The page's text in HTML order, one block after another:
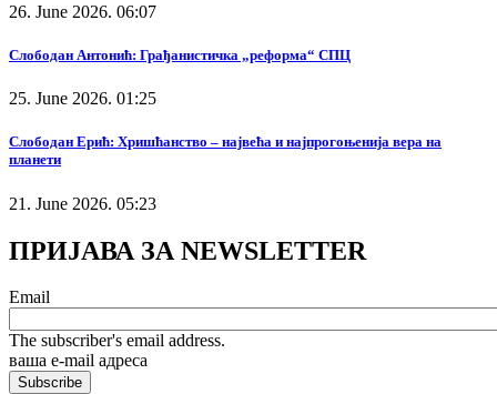
26. June 2026. 06:07
Слободан Антонић: Грађанистичка „реформа“ СПЦ
25. June 2026. 01:25
Слободан Ерић: Хришћанство – највећа и најпрогоњенија вера на
планети
21. June 2026. 05:23
ПРИЈАВА ЗА NEWSLETTER
Email
The subscriber's email address.
ваша е-mail адреса